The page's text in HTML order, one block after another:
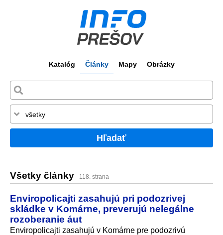
Katalóg Články Mapy Obrázky
Hľadať
Všetky články 118. strana
Enviropolicajti zasahujú pri podozrivej
skládke v Komárne, preverujú nelegálne
rozoberanie áut
Enviropolicajti zasahujú v Komárne pre podozrivú